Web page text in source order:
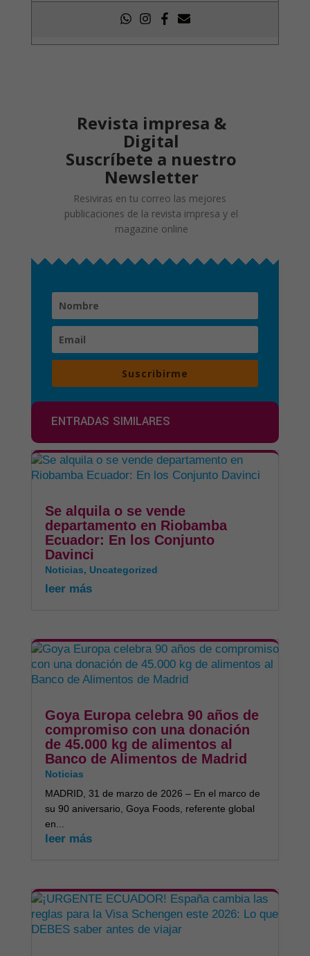
Revista impresa &
Digital
Suscríbete a nuestro
Newsletter
Resiviras en tu correo las mejores
publicaciones de la revista impresa y el
magazine online
Suscribirme
ENTRADAS SIMILARES
Se alquila o se vende
departamento en Riobamba
Ecuador: En los Conjunto
Davinci
Noticias, Uncategorized
leer más
Goya Europa celebra 90 años de
compromiso con una donación
de 45.000 kg de alimentos al
Banco de Alimentos de Madrid
Noticias
MADRID, 31 de marzo de 2026 – En el marco de
su 90 aniversario, Goya Foods, referente global
en...
leer más